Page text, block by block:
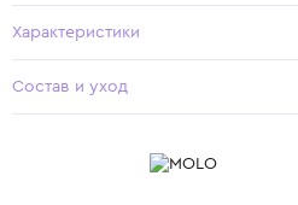
Характеристики
Состав и уход